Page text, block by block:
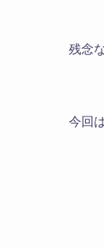
残念
今回